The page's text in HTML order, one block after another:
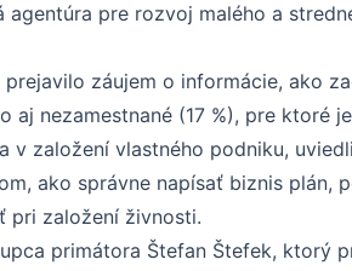
agentúra pre rozvoj malého a
záujem o informácie, ako
aj nezamestnané (17 %), pre ktoré
v založení vlastného podniku,
ako správne napísať biznis
pri založení živnosti.
primátora Štefan Štefek, ktorý